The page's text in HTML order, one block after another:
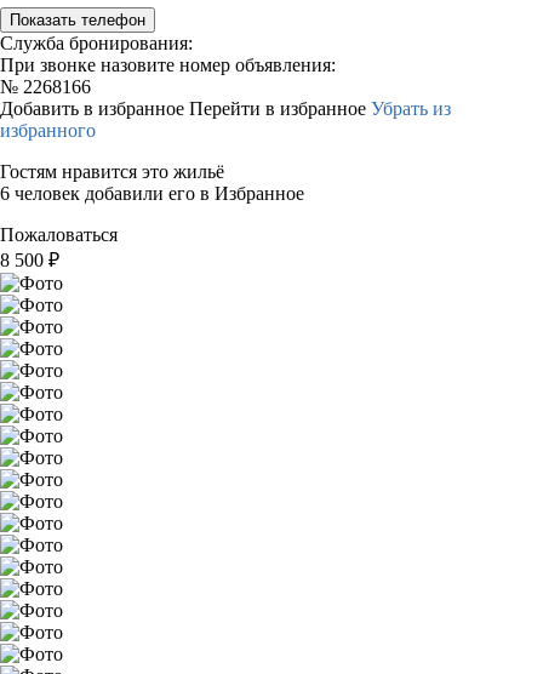
Показать телефон
Служба бронирования:
При звонке назовите номер объявления:
№ 2268166
Добавить в избранное Перейти в избранное Убрать из
избранного
Гостям нравится это жильё
6 человек добавили его в Избранное
Пожаловаться
8 500 ₽